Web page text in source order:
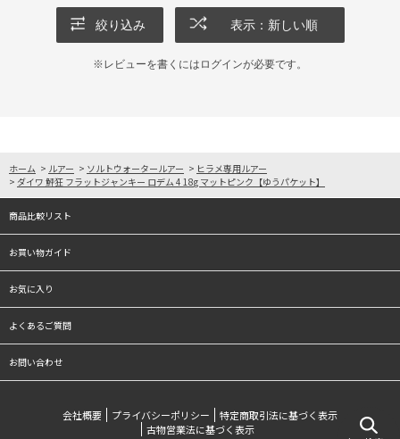
絞り込み 表示：新しい順
※レビューを書くには ログインが必要です。
ホーム > ルアー > ソルトウォータールアー > ヒラメ専用ルアー
> ダイワ 鮃狂 フラットジャンキー ロデム 4 18g マットピンク【ゆうパケット】
商品比較リスト
お買い物ガイド
お気に入り
よくあるご質問
お問い合わせ
会社概要 プライバシーポリシー
特定商取引法に基づく表示
古物営業法に基づく表示